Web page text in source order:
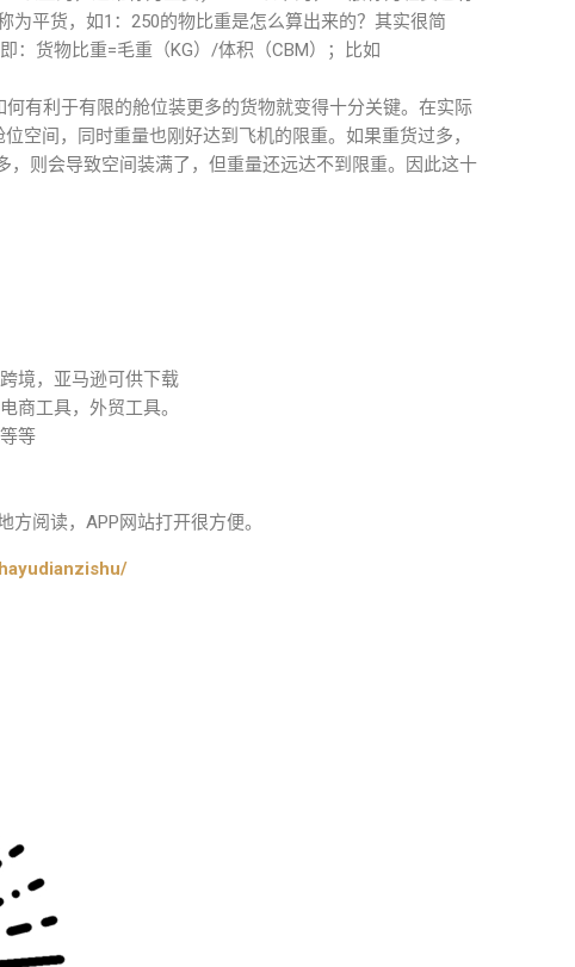
平货，如1：250的物比重是怎么算出来的？其实很简
：货物比重=毛重（KG）/体积（CBM）；比如
有利于有限的舱位装更多的货物就变得十分关键。在实际
空间，同时重量也刚好达到飞机的限重。如果重货过多，
则会导致空间装满了，但重量还远达不到限重。因此这十
境，亚马逊可供下载
商工具，外贸工具。
等
阅读，APP网站打开很方便。